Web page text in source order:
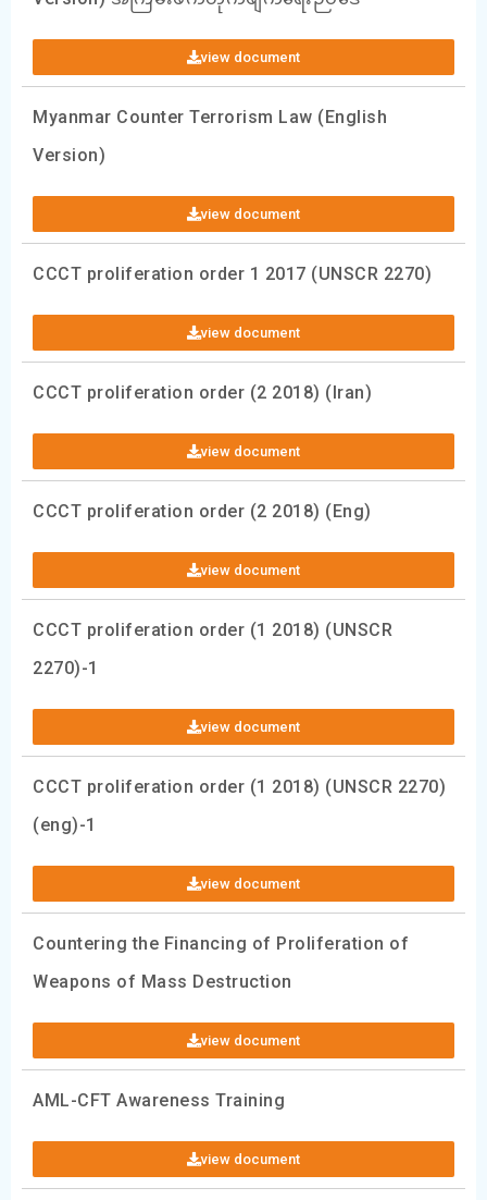
view document
Myanmar Counter Terrorism Law (English
Version)
view document
CCCT proliferation order 1 2017 (UNSCR 2270)
view document
CCCT proliferation order (2 2018) (Iran)
view document
CCCT proliferation order (2 2018) (Eng)
view document
CCCT proliferation order (1 2018) (UNSCR
2270)-1
view document
CCCT proliferation order (1 2018) (UNSCR 2270)
(eng)-1
view document
Countering the Financing of Proliferation of
Weapons of Mass Destruction
view document
AML-CFT Awareness Training
view document